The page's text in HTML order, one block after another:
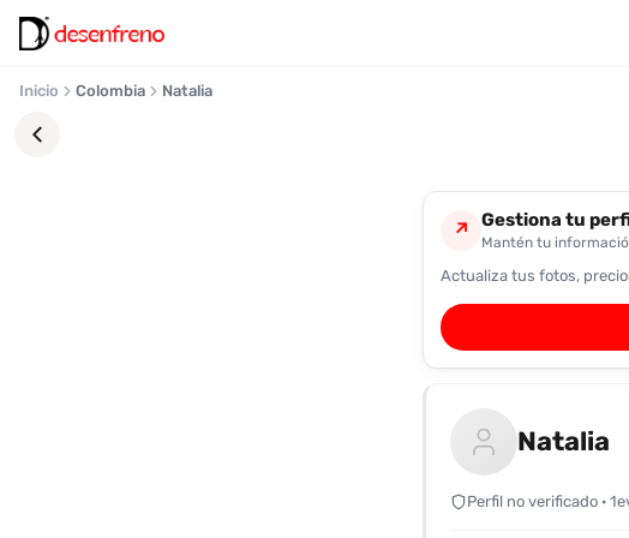
Inicio Colombia Natalia
↗ Gestiona tu
Mantén tu
Actualiza tus fotos,
Natalia
Perfil no verificado ·